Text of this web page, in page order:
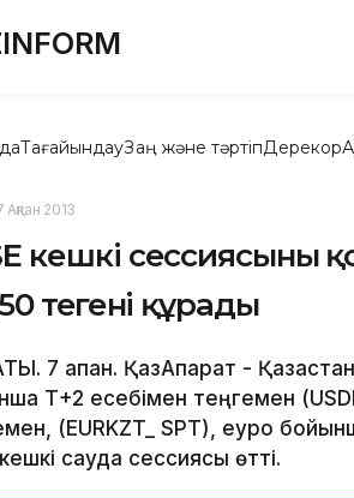
ТағайындауЗаң және тәртіпДерекқор
Ақпан 2013
кешкі
теңгені құрады
7 ақпан. ҚазАқпарат -
Т+2 есебімен теңгемен
(EURKZT_ SPT), еуро
сауда сессиясы өтті.